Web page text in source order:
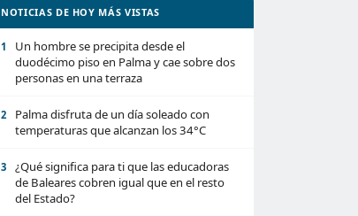
NOTICIAS DE HOY MÁS VISTAS
1
Un hombre se precipita desde el
duodécimo piso en Palma y cae sobre dos
personas en una terraza
2
Palma disfruta de un día soleado con
temperaturas que alcanzan los 34°C
3
¿Qué significa para ti que las educadoras
de Baleares cobren igual que en el resto
del Estado?